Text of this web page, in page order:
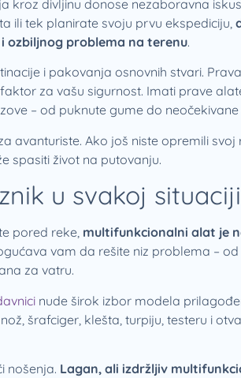
kroz divljinu donose nezaboravna
ili tek planirate svoju prvu ekspediciju,
ozbiljnog problema na terenu.
i pakovanja osnovnih stvari. Prava
za vašu sigurnost. Imati prave
– od puknute gume do neočekivane
avanturiste. Ako još niste opremili svoj
spasiti život na putovanju.
u svakoj situaciji
pored reke, multifunkcionalni alat je
vam da rešite niz problema – od
za vatru.
nude širok izbor modela
šrafciger, klešta, turpiju, testeru i
nošenja. Lagan, ali izdržljiv